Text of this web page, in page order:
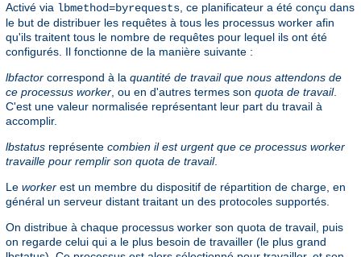
Activé via lbmethod=byrequests, ce planificateur a été conçu dans
le but de distribuer les requêtes à tous les processus worker afin
qu'ils traitent tous le nombre de requêtes pour lequel ils ont été
configurés. Il fonctionne de la manière suivante :
lbfactor correspond à la quantité de travail que nous attendons de
ce processus worker, ou en d'autres termes son quota de travail.
C'est une valeur normalisée représentant leur part du travail à
accomplir.
lbstatus représente combien il est urgent que ce processus worker
travaille pour remplir son quota de travail.
Le worker est un membre du dispositif de répartition de charge, en
général un serveur distant traitant un des protocoles supportés.
On distribue à chaque processus worker son quota de travail, puis
on regarde celui qui a le plus besoin de travailler (le plus grand